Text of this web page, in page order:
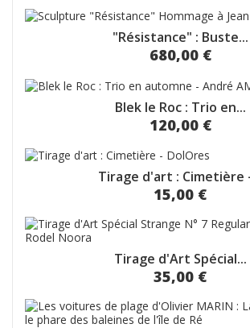
"Résistance" : Buste...
680,00 €
Blek le Roc : Trio en...
120,00 €
Tirage d'art : Cimetière
15,00 €
Tirage d'Art Spécial...
35,00 €